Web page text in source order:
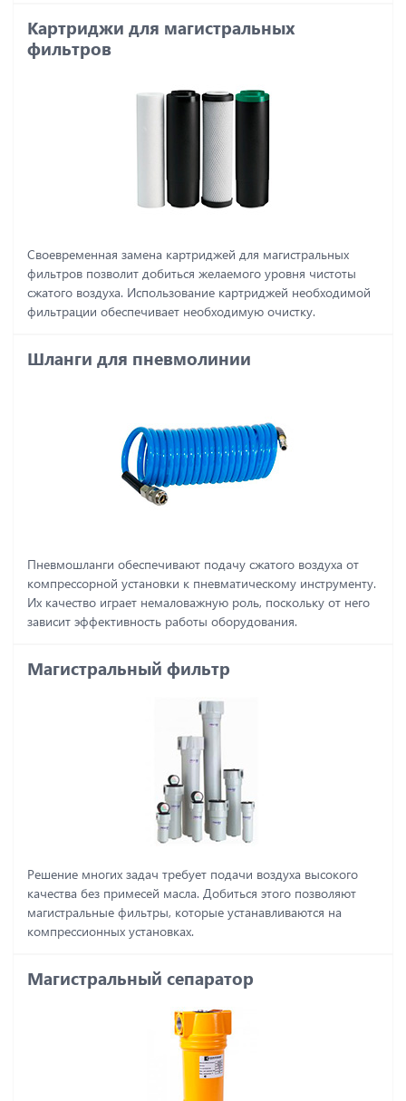
Картриджи для магистральных
фильтров
Своевременная замена картриджей для магистральных
фильтров позволит добиться желаемого уровня чистоты
сжатого воздуха. Использование картриджей необходимой
фильтрации обеспечивает необходимую очистку.
Шланги для пневмолинии
Пневмошланги обеспечивают подачу сжатого воздуха от
компрессорной установки к пневматическому инструменту.
Их качество играет немаловажную роль, поскольку от него
зависит эффективность работы оборудования.
Магистральный фильтр
Решение многих задач требует подачи воздуха высокого
качества без примесей масла. Добиться этого позволяют
магистральные фильтры, которые устанавливаются на
компрессионных установках.
Магистральный сепаратор